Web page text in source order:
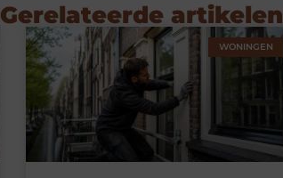
Gerelateerde artikelen
WONINGEN